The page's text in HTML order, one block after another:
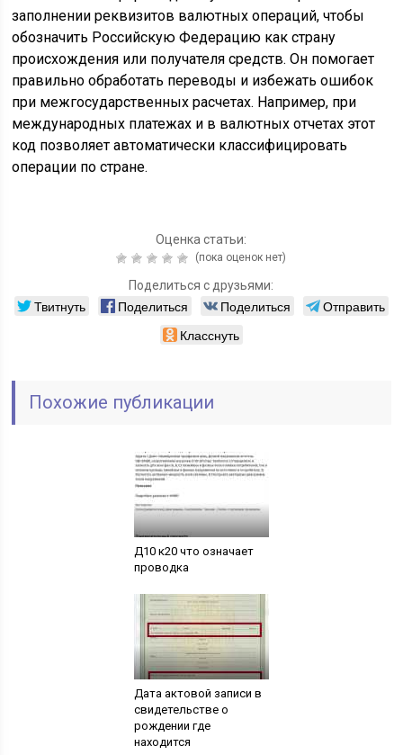
заполнении реквизитов валютных операций, чтобы
обозначить Российскую Федерацию как страну
происхождения или получателя средств. Он помогает
правильно обработать переводы и избежать ошибок
при межгосударственных расчетах. Например, при
международных платежах и в валютных отчетах этот
код позволяет автоматически классифицировать
операции по стране.
Оценка статьи:
(пока оценок нет)
Поделиться с друзьями:
Твитнуть Поделиться Поделиться
Отправить
Класснуть
Похожие публикации
Д10 к20 что означает
проводка
Дата актовой записи в
свидетельстве о
рождении где
находится